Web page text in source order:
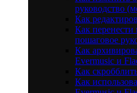
руководство
Как
Как
пошаговое
Как
Evermusic и
Как
Как